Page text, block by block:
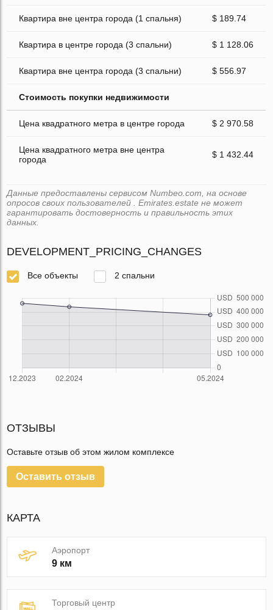
Квартира вне центра города (1 спальня) $ 189.74
Квартира в центре города (3 спальни) $ 1 128.06
Квартира вне центра города (3 спальни) $ 556.97
Стоимость покупки недвижимости
Цена квадратного метра в центре города $ 2 970.58
Цена квадратного метра вне центра
города
$ 1 432.44
Данные предоставлены сервисом Numbeo.com, на основе
опросов своих пользователей . Emirates.estate не может
гарантировать достоверность и правильность этих
данных.
DEVELOPMENT_PRICING_CHANGES
Все объекты 2 спальни
ОТЗЫВЫ
Оставьте отзыв об этом жилом комплексе
Оставить отзыв
КАРТА
Аэропорт
9 км
Торговый центр